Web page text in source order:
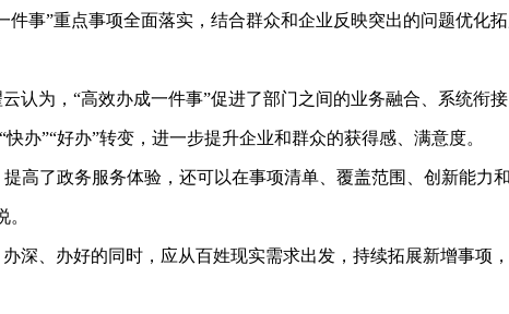
”重点事项全面落实，结合群众和企业反映突出的问题优化
为，“高效办成一件事”促进了部门之间的业务融合、系统衔
办”“好办”转变，进一步提升企业和群众的获得感、满意度。
了政务服务体验，还可以在事项清单、覆盖范围、创新能力
、办好的同时，应从百姓现实需求出发，持续拓展新增事项